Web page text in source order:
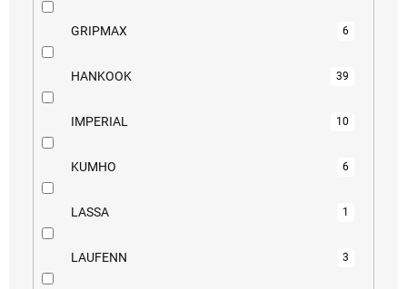
GRIPMAX 6
HANKOOK 39
IMPERIAL 10
KUMHO 6
LASSA 1
LAUFENN 3